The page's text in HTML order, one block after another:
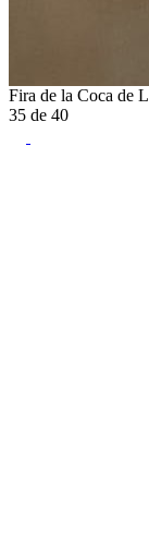
Fira de la Coca de
35 de 40